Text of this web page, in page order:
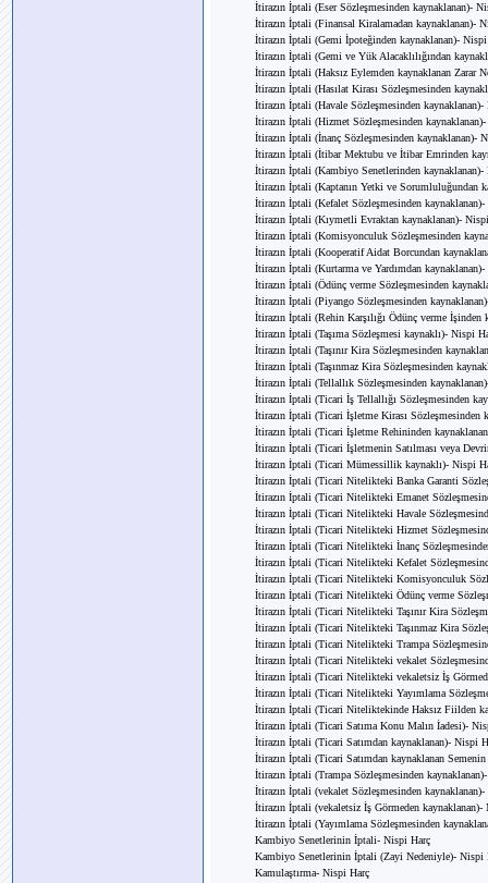
İtirazın İptali (Eser Sözleşmesinden kaynaklanan)-
İtirazın İptali (Finansal Kiralamadan kaynaklanan)-
İtirazın İptali (Gemi İpoteğinden kaynaklanan)- Nispi
İtirazın İptali (Gemi ve Yük Alacaklılığından
İtirazın İptali (Haksız Eylemden kaynaklanan Zarar
İtirazın İptali (Hasılat Kirası Sözleşmesinden
İtirazın İptali (Havale Sözleşmesinden
İtirazın İptali (Hizmet Sözleşmesinden
İtirazın İptali (İnanç Sözleşmesinden kaynaklanan)-
İtirazın İptali (İtibar Mektubu ve İtibar Emrinden
İtirazın İptali (Kambiyo Senetlerinden kaynaklanan)-
İtirazın İptali (Kaptanın Yetki ve Sorumluluğundan
İtirazın İptali (Kefalet Sözleşmesinden
İtirazın İptali (Kıymetli Evraktan kaynaklanan)-
İtirazın İptali (Komisyonculuk Sözleşmesinden
İtirazın İptali (Kooperatif Aidat Borcundan
İtirazın İptali (Kurtarma ve Yardımdan
İtirazın İptali (Ödünç verme Sözleşmesinden
İtirazın İptali (Piyango Sözleşmesinden
İtirazın İptali (Rehin Karşılığı Ödünç verme İşinden
İtirazın İptali (Taşıma Sözleşmesi kaynaklı)- Nispi
İtirazın İptali (Taşınır Kira Sözleşmesinden
İtirazın İptali (Taşınmaz Kira Sözleşmesinden
İtirazın İptali (Tellallık Sözleşmesinden
İtirazın İptali (Ticari İş Tellallığı Sözleşmesinden
İtirazın İptali (Ticari İşletme Kirası Sözleşmesinden
İtirazın İptali (Ticari İşletme Rehininden
İtirazın İptali (Ticari İşletmenin Satılması veya
İtirazın İptali (Ticari Mümessillik kaynaklı)- Nispi
İtirazın İptali (Ticari Nitelikteki Banka Garanti
İtirazın İptali (Ticari Nitelikteki Emanet
İtirazın İptali (Ticari Nitelikteki Havale
İtirazın İptali (Ticari Nitelikteki Hizmet
İtirazın İptali (Ticari Nitelikteki İnanç
İtirazın İptali (Ticari Nitelikteki Kefalet
İtirazın İptali (Ticari Nitelikteki Komisyonculuk
İtirazın İptali (Ticari Nitelikteki Ödünç verme
İtirazın İptali (Ticari Nitelikteki Taşınır Kira
İtirazın İptali (Ticari Nitelikteki Taşınmaz Kira
İtirazın İptali (Ticari Nitelikteki Trampa
İtirazın İptali (Ticari Nitelikteki vekalet
İtirazın İptali (Ticari Nitelikteki vekaletsiz İş
İtirazın İptali (Ticari Nitelikteki Yayımlama
İtirazın İptali (Ticari Niteliktekinde Haksız Fiilden
İtirazın İptali (Ticari Satıma Konu Malın İadesi)-
İtirazın İptali (Ticari Satımdan kaynaklanan)- Nispi
İtirazın İptali (Ticari Satımdan kaynaklanan
İtirazın İptali (Trampa Sözleşmesinden
İtirazın İptali (vekalet Sözleşmesinden
İtirazın İptali (vekaletsiz İş Görmeden kaynaklanan)-
İtirazın İptali (Yayımlama Sözleşmesinden
Kambiyo Senetlerinin İptali- Nispi Harç
Kambiyo Senetlerinin İptali (Zayi Nedeniyle)- Nispi
Kamulaştırma- Nispi Harç